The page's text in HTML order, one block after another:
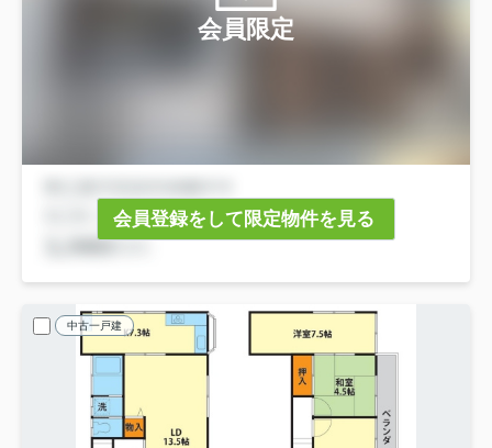
会員限定
会員登録をして限定物件を見る
中古一戸建